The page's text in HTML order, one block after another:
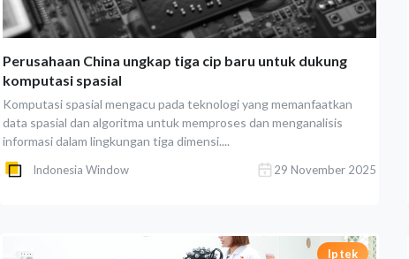
Perusahaan China ungkap tiga cip baru untuk dukung
komputasi spasial
Komputasi spasial mengacu pada teknologi yang memanfaatkan
data spasial dan algoritma untuk memproses dan menganalisis
informasi dalam lingkungan tiga dimensi....
Indonesia Window 29 November 2025
Iptek